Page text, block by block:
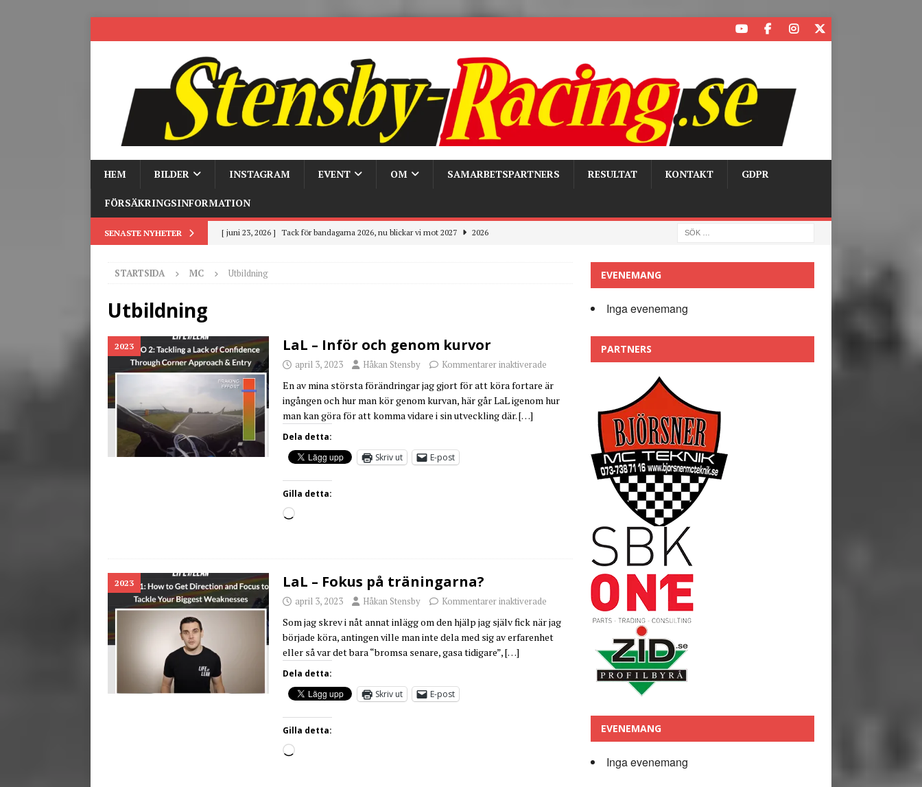
HEM BILDER INSTAGRAM EVENT OM SAMARBETSPARTNERS RESULTAT KONTAKT GDPR
FÖRSÄKRINGSINFORMATION
SENASTE NYHETER [ juni 23, 2026 ] Tack för bandagarna 2026, nu blickar vi mot 2027 2026
[ mars 19, 2026 ]
STARTSIDA MC Utbildning
Utbildning
2023 LaL – Inför och genom kurvor
april 3, 2023 Håkan Stensby Kommentarer inaktiverade
En av mina största förändringar jag gjort för att köra fortare är
ingången och hur man kör genom kurvan, här går LaL igenom hur
man kan göra för att komma vidare i sin utveckling där.[…]
Dela detta:
Skriv ut
E-post
Gilla detta:
2023 LaL – Fokus på träningarna?
april 3, 2023 Håkan Stensby Kommentarer inaktiverade
Som jag skrev i nåt annat inlägg om den hjälp jag själv fick när jag
började köra, antingen ville man inte dela med sig av erfarenhet
eller så var det bara “bromsa senare, gasa tidigare”,[…]
Dela detta:
Skriv ut
E-post
Gilla detta:
EVENEMANG
Inga evenemang
PARTNERS
EVENEMANG
Inga evenemang